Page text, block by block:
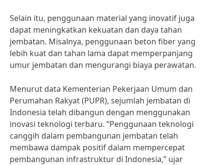
Selain itu, penggunaan material yang inovatif juga
dapat meningkatkan kekuatan dan daya tahan
jembatan. Misalnya, penggunaan beton fiber yang
lebih kuat dan tahan lama dapat memperpanjang
umur jembatan dan mengurangi biaya perawatan.
Menurut data Kementerian Pekerjaan Umum dan
Perumahan Rakyat (PUPR), sejumlah jembatan di
Indonesia telah dibangun dengan menggunakan
inovasi teknologi terbaru. “Penggunaan teknologi
canggih dalam pembangunan jembatan telah
membawa dampak positif dalam mempercepat
pembangunan infrastruktur di Indonesia,” ujar